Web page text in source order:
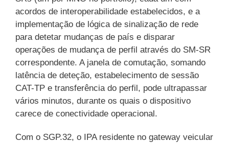
acordos de interoperabilidade estabelecidos, e a
implementação de lógica de sinalização de rede
para detetar mudanças de país e disparar
operações de mudança de perfil através do SM-SR
correspondente. A janela de comutação, somando
latência de deteção, estabelecimento de sessão
CAT-TP e transferência do perfil, pode ultrapassar
vários minutos, durante os quais o dispositivo
carece de conectividade operacional.
Com o SGP.32, o IPA residente no gateway veicular